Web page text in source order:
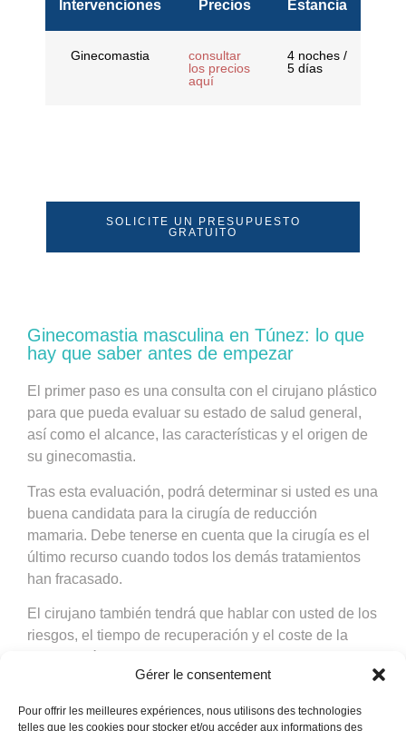
Gérer le consentement
Pour offrir les meilleures expériences, nous utilisons des technologies
telles que les cookies pour stocker et/ou accéder aux informations des
Intervenciones Precios Estancia
Ginecomastia
consultar
los precios
aquí
4 noches /
5 días
SOLICITE UN PRESUPUESTO
GRATUITO
Ginecomastia masculina en Túnez: lo que
hay que saber antes de empezar
El primer paso es una consulta con el cirujano plástico
para que pueda evaluar su estado de salud general,
así como el alcance, las características y el origen de
su ginecomastia.
Tras esta evaluación, podrá determinar si usted es una
buena candidata para la cirugía de reducción
mamaria. Debe tenerse en cuenta que la cirugía es el
último recurso cuando todos los demás tratamientos
han fracasado.
El cirujano también tendrá que hablar con usted de los
riesgos, el tiempo de recuperación y el coste de la
*Los resultados pueden variar de una persona a otra